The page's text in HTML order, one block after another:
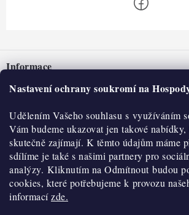
Nastavení ochrany soukromí na
Udělením Vašeho souhlasu s využíváním
Vám budeme ukazovat jen takové nabídky,
skutečně zajímají. K těmto údajům máme
sdílíme je také s našimi partnery pro
analýzy. Kliknutím na Odmítnout budou
cookies, které potřebujeme k provozu
informacízde.
pInformace
Nepřevzetí zásilky na dobírku
Obchodní podmínky
Hodnocení obchodu
Blog
Moje objednávka
O nás
Historie
Kontakty
O nákupu
Reklamace a vratky
Výdejní místa